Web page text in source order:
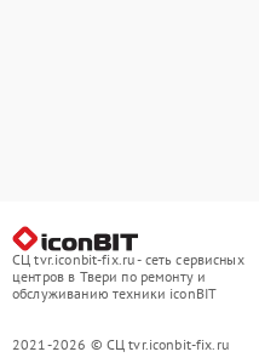
СЦ tvr.iconbit-fix.ru - сеть сервисных
центров в Твери по ремонту и
обслуживанию техники iconBIT
2021-2026 © СЦ tvr.iconbit-fix.ru